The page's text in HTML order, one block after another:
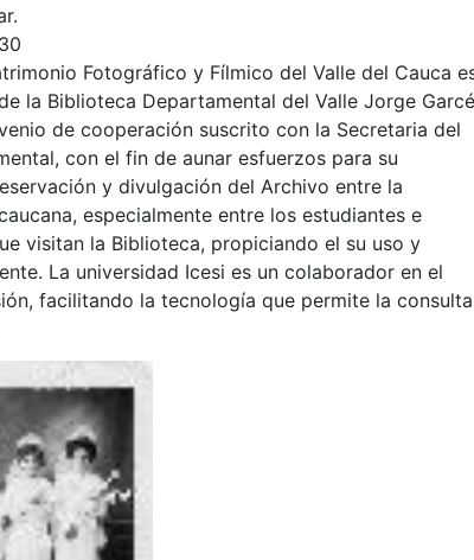
Fotográfico y Fílmico del Valle del Cauca
la Biblioteca Departamental del Valle Jorge
de cooperación suscrito con la Secretaria del
con el fin de aunar esfuerzos para su
y divulgación del Archivo entre la
especialmente entre los estudiantes e
visitan la Biblioteca, propiciando el su uso y
La universidad Icesi es un colaborador en el
facilitando la tecnología que permite la consulta